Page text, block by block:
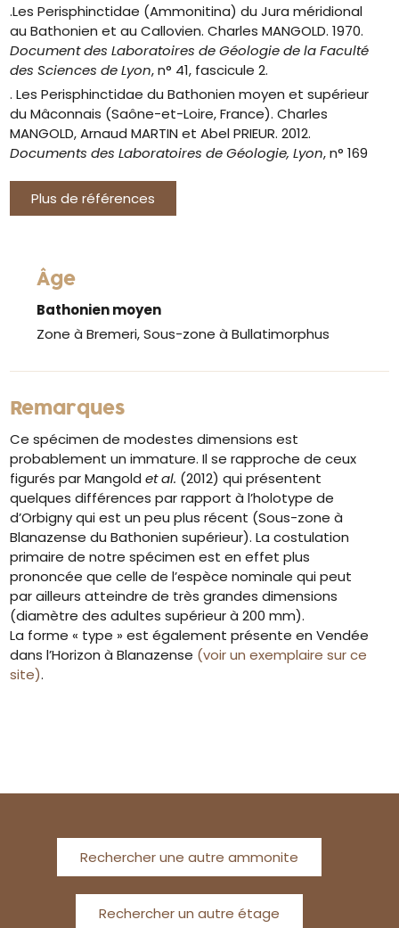
.Les Perisphinctidae (Ammonitina) du Jura méridional
au Bathonien et au Callovien. Charles MANGOLD. 1970.
Document des Laboratoires de Géologie de la Faculté
des Sciences de Lyon, n° 41, fascicule 2.
. Les Perisphinctidae du Bathonien moyen et supérieur
du Mâconnais (Saône-et-Loire, France). Charles
MANGOLD, Arnaud MARTIN et Abel PRIEUR. 2012.
Documents des Laboratoires de Géologie, Lyon, n° 169
Plus de références
Âge
Bathonien moyen
Zone à Bremeri, Sous-zone à Bullatimorphus
Remarques
Ce spécimen de modestes dimensions est
probablement un immature. Il se rapproche de ceux
figurés par Mangoldet al. (2012) qui présentent
quelques différences par rapport à l’holotype de
d’Orbigny qui est un peu plus récent (Sous-zone à
Blanazense du Bathonien supérieur). La costulation
primaire de notre spécimen est en effet plus
prononcée que celle de l’espèce nominale qui peut
par ailleurs atteindre de très grandes dimensions
(diamètre des adultes supérieur à 200 mm).
La forme « type » est également présente en Vendée
dans l’Horizon à Blanazense (voir un exemplaire sur ce
site).
Rechercher une autre ammonite
Rechercher un autre étage